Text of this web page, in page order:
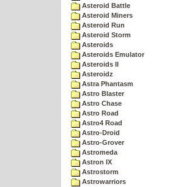
Asteroid Battle
Asteroid Miners
Asteroid Run
Asteroid Storm
Asteroids
Asteroids Emulator
Asteroids II
Asteroidz
Astra Phantasm
Astro Blaster
Astro Chase
Astro Road
Astro4 Road
Astro-Droid
Astro-Grover
Astromeda
Astron IX
Astrostorm
Astrowarriors